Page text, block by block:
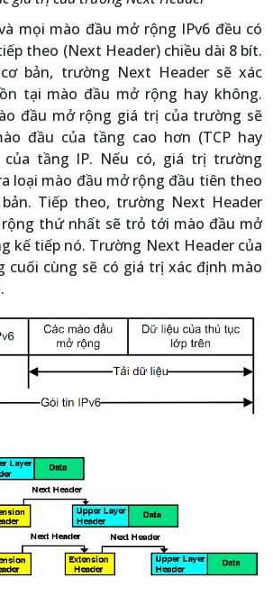
mọi mào đầu mở rộng IPv6 đều có
theo (Next Header) chiều dài 8 bít.
bản, trường Next Header sẽ xác
tại mào đầu mở rộng hay không.
đầu mở rộng giá trị của trường sẽ
đầu của tầng cao hơn (TCP hay
của tầng IP. Nếu có, giá trị trường
loại mào đầu mở rộng đầu tiên theo
Tiếp theo, trường Next Header
thứ nhất sẽ trỏ tới mào đầu mở
kế tiếp nó. Trường Next Header của
cuối cùng sẽ có giá trị xác định mào